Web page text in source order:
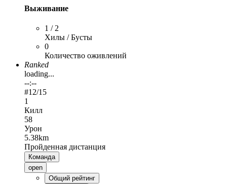
Выживание
1 / 2
Хилы / Бусты
0
Количество оживлений
Ranked
loading...
--:--
#12/15
1
Килл
58
Урон
5.38km
Пройденная дистанция
Команда
open
Общий рейтинг